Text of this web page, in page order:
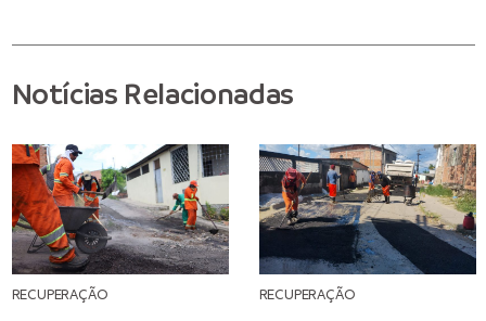
Notícias Relacionadas
RECUPERAÇÃO RECUPERAÇÃO